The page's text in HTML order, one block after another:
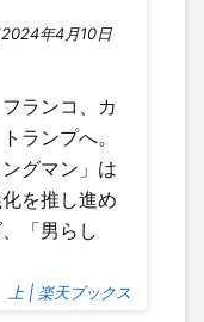
年4月10日
ランコ、カ
ランプへ。
グマン」は
を推し進め
「男らし
| 楽天ブックス